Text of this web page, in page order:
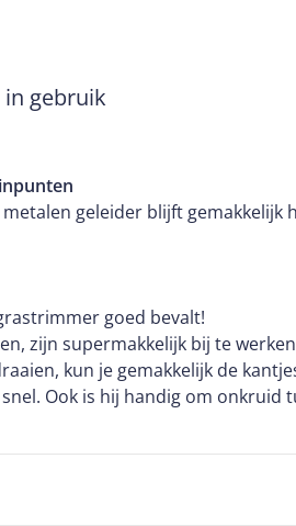
gebruik
goed bevalt!
zijn supermakkelijk bij te
kun je gemakkelijk de
Ook is hij handig om onkruid
een staaldraad is, die blijft
metalen geleider blijft gemakkelijk